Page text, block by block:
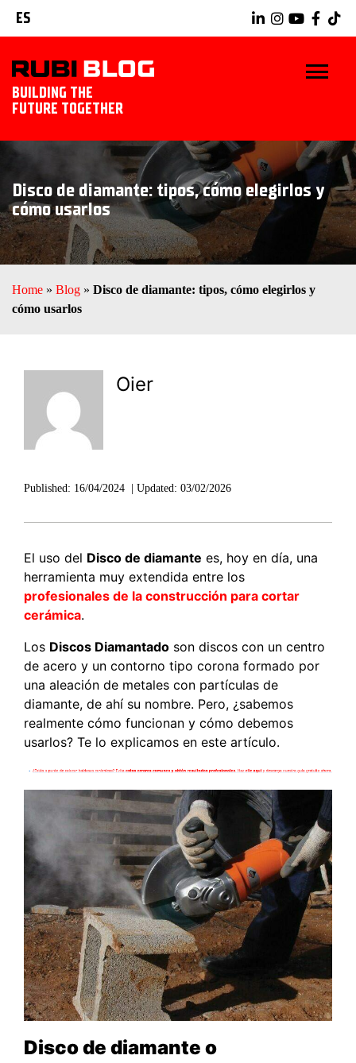
ES
BUILDING THE
FUTURE TOGETHER
INICIO
TRUCOS Y CONSEJOS
IDEAS Y PROYECTOS
EXPLORAR RUBI
Disco de diamante: tipos, cómo elegirlos y
cómo usarlos
Home » Blog » Disco de diamante: tipos, cómo elegirlos y
cómo usarlos
Oier
Published: 16/04/2024 Updated: 03/02/2026
El uso del Disco de diamante es, hoy en día, una
herramienta muy extendida entre los
profesionales de la construcción para cortar
cerámica.
Los Discos Diamantado son discos con un centro
de acero y un contorno tipo corona formado por
una aleación de metales con partículas de
diamante, de ahí su nombre. Pero, ¿sabemos
realmente cómo funcionan y cómo debemos
usarlos? Te lo explicamos en este artículo.
Disco de diamante o